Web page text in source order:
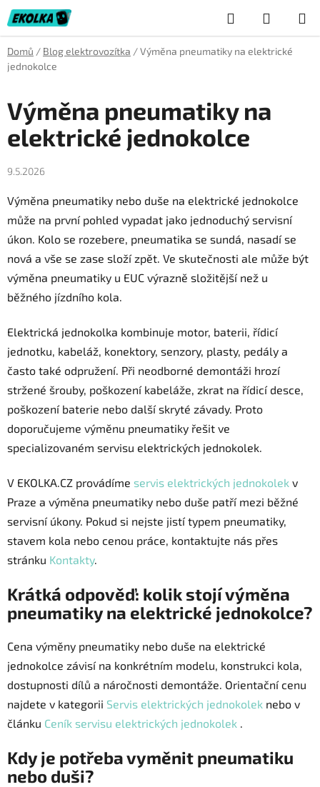
Přejít
na
obsah
Hledat
KOŠÍK
Domů / Blog elektrovozítka /Výměna pneumatiky na elektrické
jednokolce
Výměna pneumatiky na
elektrické jednokolce
9.5.2026
Výměna pneumatiky nebo duše na elektrické jednokolce
může na první pohled vypadat jako jednoduchý servisní
úkon. Kolo se rozebere, pneumatika se sundá, nasadí se
nová a vše se zase složí zpět. Ve skutečnosti ale může být
výměna pneumatiky u EUC výrazně složitější než u
běžného jízdního kola.
Elektrická jednokolka kombinuje motor, baterii, řídicí
jednotku, kabeláž, konektory, senzory, plasty, pedály a
často také odpružení. Při neodborné demontáži hrozí
stržené šrouby, poškození kabeláže, zkrat na řídicí desce,
poškození baterie nebo další skryté závady. Proto
doporučujeme výměnu pneumatiky řešit ve
specializovaném servisu elektrických jednokolek.
V EKOLKA.CZ provádíme servis elektrických jednokolek v
Praze a výměna pneumatiky nebo duše patří mezi běžné
servisní úkony. Pokud si nejste jistí typem pneumatiky,
stavem kola nebo cenou práce, kontaktujte nás přes
stránku Kontakty.
Krátká odpověď: kolik stojí výměna
pneumatiky na elektrické jednokolce?
Cena výměny pneumatiky nebo duše na elektrické
jednokolce závisí na konkrétním modelu, konstrukci kola,
dostupnosti dílů a náročnosti demontáže. Orientační cenu
najdete v kategorii Servis elektrických jednokolek nebo v
článku Ceník servisu elektrických jednokolek
Kdy je potřeba vyměnit pneumatiku
nebo duši?